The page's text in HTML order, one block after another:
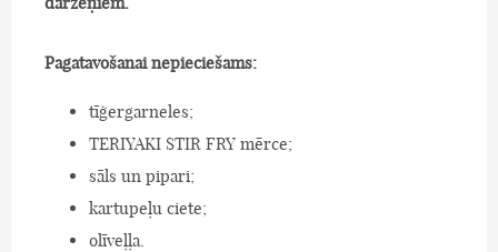
Pagatavošanai nepieciešams:
tīģergarneles;
TERIYAKI STIR FRY mērce;
sāls un pipari;
kartupeļu ciete;
olīveļļa.